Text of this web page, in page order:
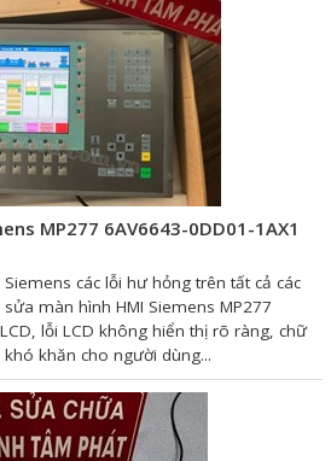
MP277 6AV6643-0DD01-1AX1
các lỗi hư hỏng trên tất cả các
màn hình HMI Siemens MP277
lỗi LCD không hiển thị rõ ràng, chữ
khăn cho người dùng...
mã
độ
Điện thoại
0909 199 102
COPYRIGHT 2018. ALL RIGHTS RESERVED